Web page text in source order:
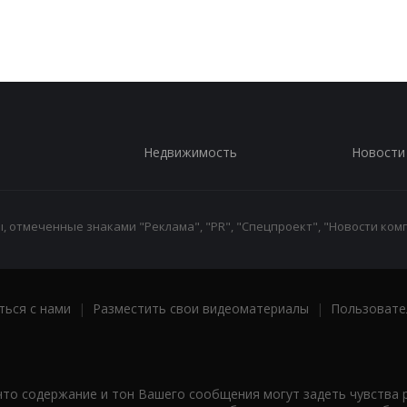
Недвижимость Новости
отмеченные знаками "Реклама", "PR", "Спецпроект", "Новости
с нами | Разместить свои видеоматериалы |
содержание и тон Вашего сообщения могут задеть чувства